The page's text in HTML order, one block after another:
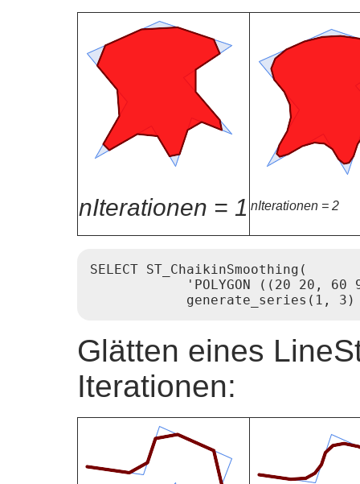
nIterationen = 1 nIterationen = 2
SELECT ST_ChaikinSmoothing(
'POLYGON ((20 20, 60
Glätten eines
Iterationen: